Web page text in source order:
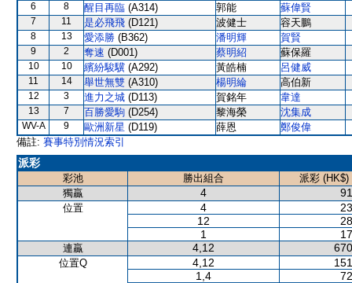
6 8 醒目再臨 (A314) 郭能 蘇偉賢
7 11 是必飛飛 (D121) 波健士 容天鵬
8 13 愛添勝 (B362) 潘明輝 賀賢
9 2 奪速 (D001) 蔡明紹 蘇保羅
10 10 繽紛駿驥 (A292) 黃皓楠 呂健威
11 14 舉世無雙 (A310) 楊明綸 高伯新
12 3 進力之城 (D113) 賀銘年 韋達
13 7 百勝愛駒 (D254) 黎海榮 沈集成
WV-A 9 歐洲新星 (D119) 薛恩
鄭俊偉
備註: 賽事特別情況索引
派彩
彩池 勝出組合
派彩 (HK$)
獨贏
4
位置 4
12
1
連贏 4,12
位置Q 4,12
1,4